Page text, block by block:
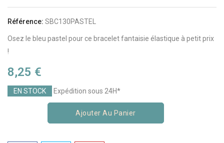
Référence: SBC130PASTEL
Osez le bleu pastel pour ce bracelet fantaisie élastique à petit prix
!
8,25 €
EN STOCK Expédition sous 24H*
Ajouter Au Panier